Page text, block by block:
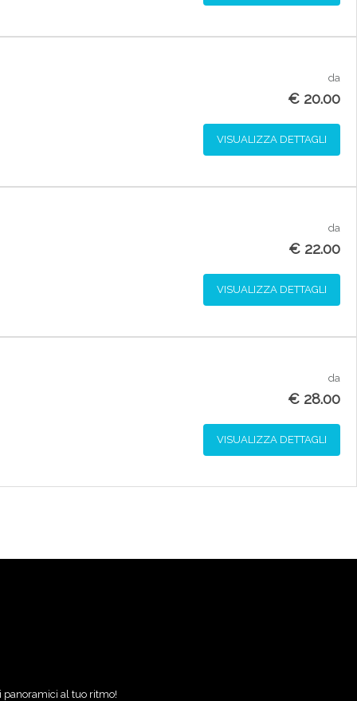
da
€ 20.00
VISUALIZZA DETTAGLI
da
€ 22.00
VISUALIZZA DETTAGLI
da
€ 28.00
VISUALIZZA DETTAGLI
panoramici al tuo ritmo!